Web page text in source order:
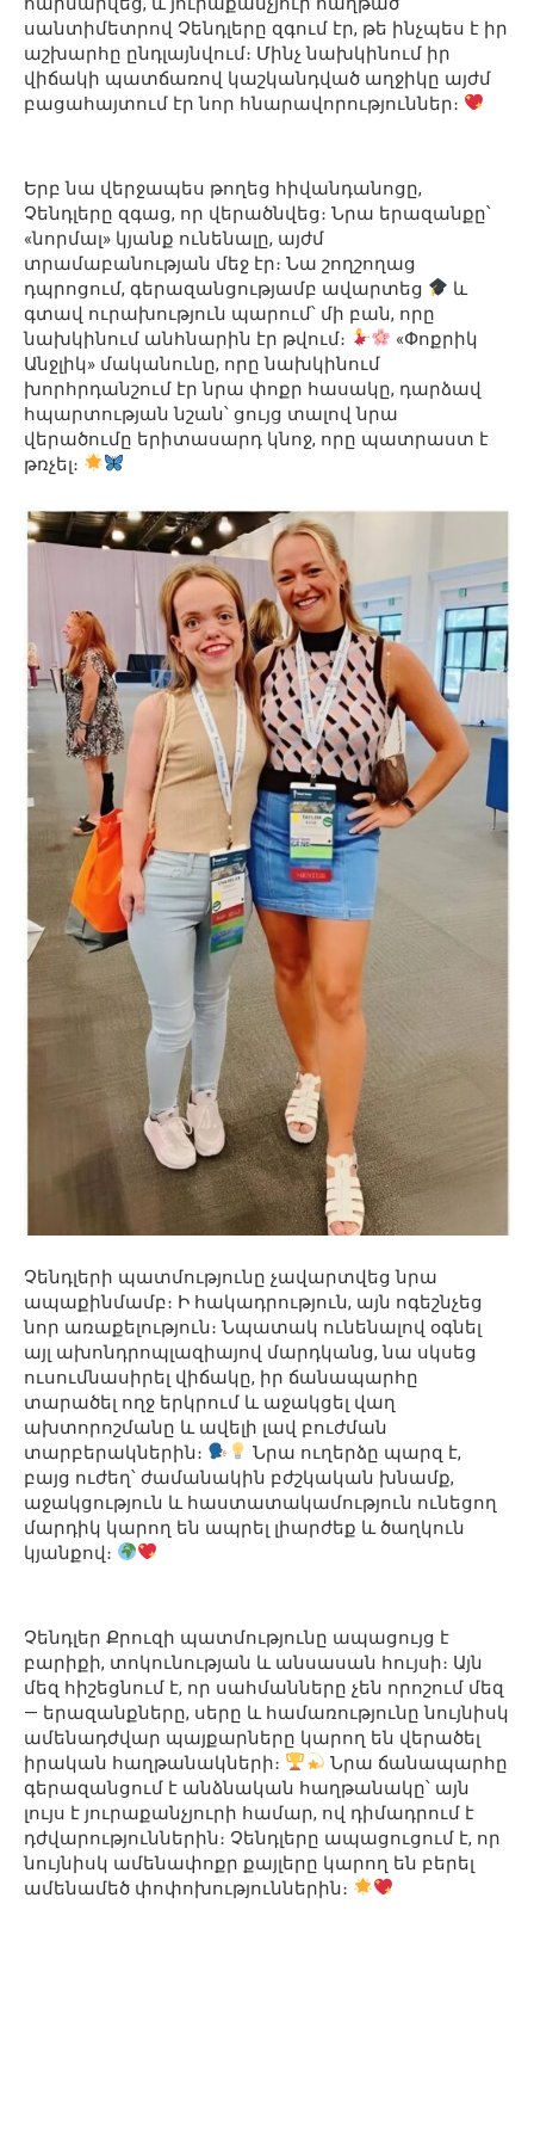
սանտիմետրով Չենդլերը զգում էր, թե ինչպես է իր
աշխարհը ընդլայնվում։ Մինչ նախկինում իր
վիճակի պատճառով կաշկանդված աղջիկը այժմ
բացահայտում էր նոր հնարավորություններ։
Երբ նա վերջապես թողեց հիվանդանոցը,
Չենդլերը զգաց, որ վերածնվեց։ Նրա երազանքը՝
«նորմալ» կյանք ունենալը, այժմ
տրամաբանության մեջ էր։ Նա շողշողաց
դպրոցում, գերազանցությամբ ավարտեց
և
գտավ ուրախություն պարում՝ մի բան, որը
նախկինում անհնարին էր թվում։
«Փոքրիկ
Անջլիկ» մականունը, որը նախկինում
խորհրդանշում էր նրա փոքր հասակը, դարձավ
հպարտության նշան՝ ցույց տալով նրա
վերածումը երիտասարդ կնոջ, որը պատրաստ է
թռչել։
Չենդլերի պատմությունը չավարտվեց նրա
ապաքինմամբ։ Ի հակադրություն, այն ոգեշնչեց
նոր առաքելություն։ Նպատակ ունենալով օգնել
այլ ախոնդրոպլազիայով մարդկանց, նա սկսեց
ուսումնասիրել վիճակը, իր ճանապարհը
տարածել ողջ երկրում և աջակցել վաղ
ախտորոշմանը և ավելի լավ բուժման
տարբերակներին։
Նրա ուղերձը պարզ է,
բայց ուժեղ՝ ժամանակին բժշկական խնամք,
աջակցություն և հաստատակամություն ունեցող
մարդիկ կարող են ապրել լիարժեք և ծաղկուն
կյանքով։
Չենդլեր Քրուզի պատմությունը ապացույց է
բարիքի, տոկունության և անսասան հույսի։ Այն
մեզ հիշեցնում է, որ սահմանները չեն որոշում մեզ
— երազանքները, սերը և համառությունը նույնիսկ
ամենադժվար պայքարները կարող են վերածել
իրական հաղթանակների։
Նրա ճանապարհը
գերազանցում է անձնական հաղթանակը՝ այն
լույս է յուրաքանչյուրի համար, ով դիմադրում է
դժվարություններին։ Չենդլերը ապացուցում է, որ
նույնիսկ ամենափոքր քայլերը կարող են բերել
ամենամեծ փոփոխություններին։